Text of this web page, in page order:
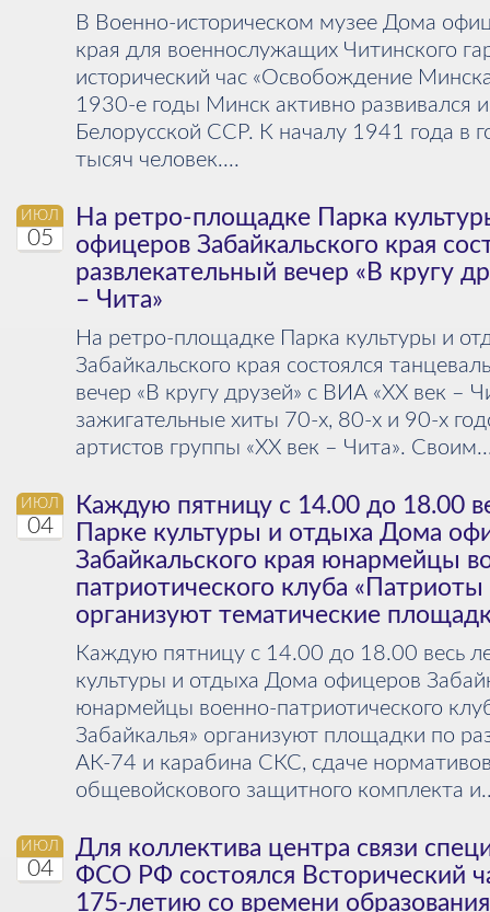
В Военно-историческом музее Дома
края для военнослужащих Читинского
исторический час «Освобождение
1930‑е годы Минск активно развивался
Белорусской ССР. К началу 1941 года в
тысяч человек....
ИЮЛ
05
На ретро-площадке Парка
офицеров Забайкальского края
развлекательный вечер «В кругу
– Чита»
На ретро-площадке Парка культуры и
Забайкальского края состоялся
вечер «В кругу друзей» с ВИА «ХХ век –
зажигательные хиты 70-х, 80-х и 90-х
артистов группы «ХХ век – Чита».
ИЮЛ
04
Каждую пятницу с 14.00 до 18.00
Парке культуры и отдыха Дома
Забайкальского края юнармейцы
патриотического клуба «Патриоты
организуют тематические
Каждую пятницу с 14.00 до 18.00 весь
культуры и отдыха Дома офицеров
юнармейцы военно-патриотического
Забайкалья» организуют площадки по
АК-74 и карабина СКС, сдаче
общевойскового защитного комплекта
ИЮЛ
04
Для коллектива центра связи
ФСО РФ состоялся Bсторический
175-летию со времени